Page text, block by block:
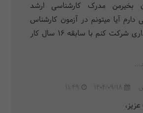
بخیرمن مدرک کارشناسی ارشد
دارم آیا میتونم در آزمون کارشناس
رسمی حسابداری شرکت کنم با سابقه ۱۶ سال کار
1404/09/18
11:49